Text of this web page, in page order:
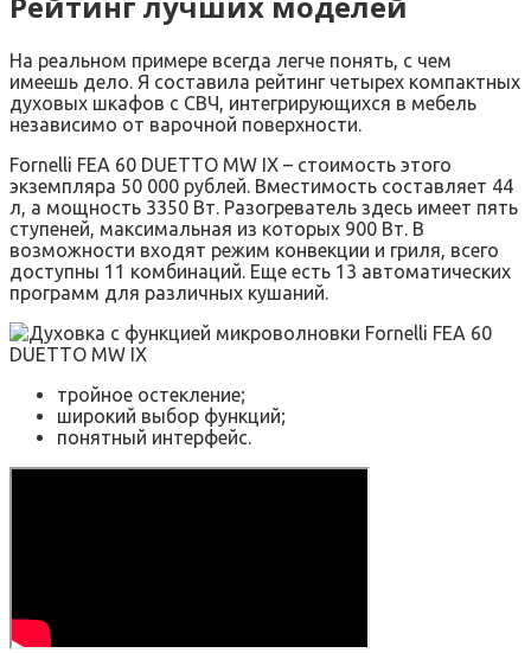
На реальном примере всегда легче понять, с чем
имеешь дело. Я составила рейтинг четырех компактных
духовых шкафов с СВЧ, интегрирующихся в мебель
независимо от варочной поверхности.
Fornelli FEA 60 DUETTO MW IX – стоимость этого
экземпляра 50 000 рублей. Вместимость составляет 44
л, а мощность 3350 Вт. Разогреватель здесь имеет пять
ступеней, максимальная из которых 900 Вт. В
возможности входят режим конвекции и гриля, всего
доступны 11 комбинаций. Еще есть 13 автоматических
программ для различных кушаний.
тройное остекление;
широкий выбор функций;
понятный интерфейс.